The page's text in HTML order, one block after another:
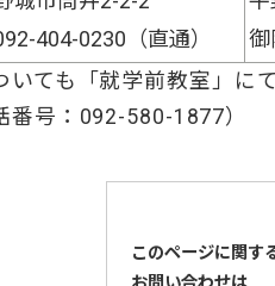
404-0230（直通）
御
いても「就学前教室」に
番号：092-580-1877）
このページに関す